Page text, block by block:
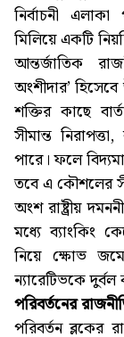
নির্বাচনী এলাকা
মিলিয়ে একটি
আন্তর্জাতিক
অংশীদার’
শক্তির কাছে
সীমান্ত
পারে। ফলে
তবে এ কৌশলের
অংশ রাষ্ট্রীয়
মধ্যে ব্যাংকিং
নিয়ে ক্ষোভ
ন্যারেটিভকে দুর্বল
পরিবর্তনের
পরিবর্তন